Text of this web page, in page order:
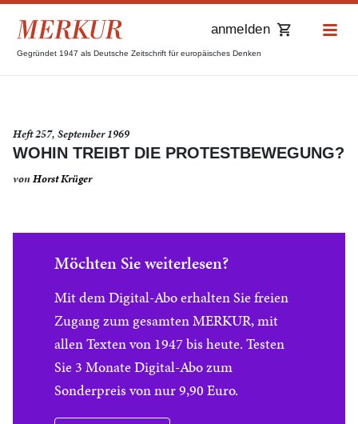
Gegründet 1947 als Deutsche Zeitschrift für europäisches Denken
anmelden
Heft 257, September 1969
WOHIN TREIBT DIE PROTESTBEWEGUNG?
vonHorst Krüger
Möchten Sie weiterlesen?
Mit dem Digital-Abo erhalten Sie freien
Zugang zum gesamten MERKUR, mit
allen Texten von 1947 bis heute. Testen
Sie 3 Monate Digital-Abo zum
Sonderpreis von nur 9,90 Euro.